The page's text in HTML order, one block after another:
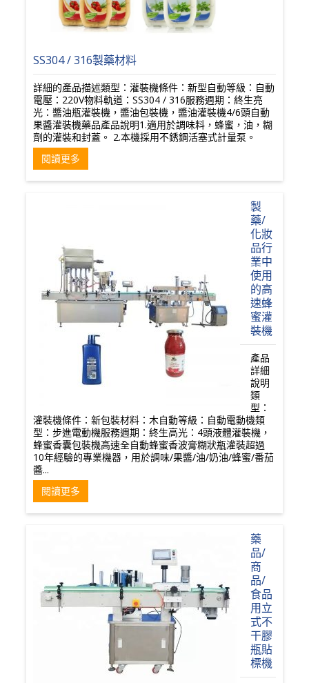
SS304 / 316製藥材料
詳細的產品描述類型：灌裝機條件：新型自動等級：自動
電壓：220V物料軌道：SS304 / 316服務週期：終生亮
光：醬油瓶灌裝機，醬油包裝機，醬油灌裝機4/6頭自動
果醬灌裝機藥品產品說明1.適用於調味料，蜂蜜，油，糊
劑的灌裝和封蓋。 2.本機採用不銹鋼活塞式計量泵。
閱讀更多
製
藥/
化妝
品行
業中
使用
的高
速蜂
蜜灌
裝機
產品
詳細
說明
類
型：
灌裝機條件：新包裝材料：木自動等級：自動電動機類
型：步進電動機服務週期：終生高光：4頭液體灌裝機，
蜂蜜香囊包裝機高速全自動蜂蜜香波膏糊狀瓶灌裝超過
10年經驗的專業機器，用於調味/果醬/油/奶油/蜂蜜/番茄
醬...
閱讀更多
藥
品/
商
品/
食品
用立
式不
干膠
瓶貼
標機